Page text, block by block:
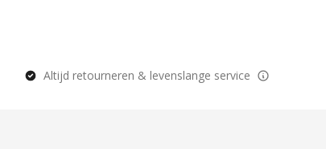
Altijd retourneren & levenslange service